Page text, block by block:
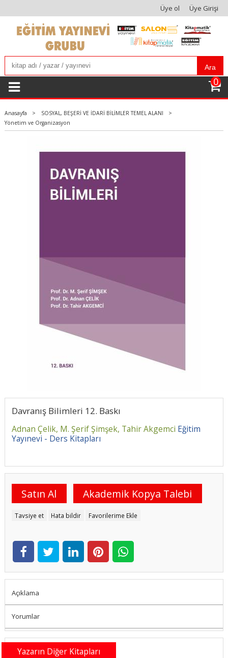
Üye ol Üye Girişi
Ara
0
Anasayfa > SOSYAL, BEŞERİ VE İDARİ BİLİMLER TEMEL ALANI
>
Yönetim ve Organizasyon
Davranış Bilimleri 12. Baskı
Adnan Çelik, M. Şerif Şimşek, Tahir Akgemci Eğitim
Yayınevi - Ders Kitapları
Satın Al Akademik Kopya Talebi
Tavsiye et Hata bildir Favorilerime Ekle
Açıklama
Yorumlar
Yazarın Diğer Kitapları